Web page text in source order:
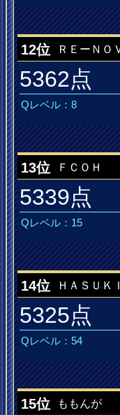
12位 ＲＥーＮＯ
5362点
Qレベル：8
13位 ＦＣＯＨ
5339点
Qレベル：15
14位 ＨＡＳＵＫＩ
5325点
Qレベル：54
15位 ももんが